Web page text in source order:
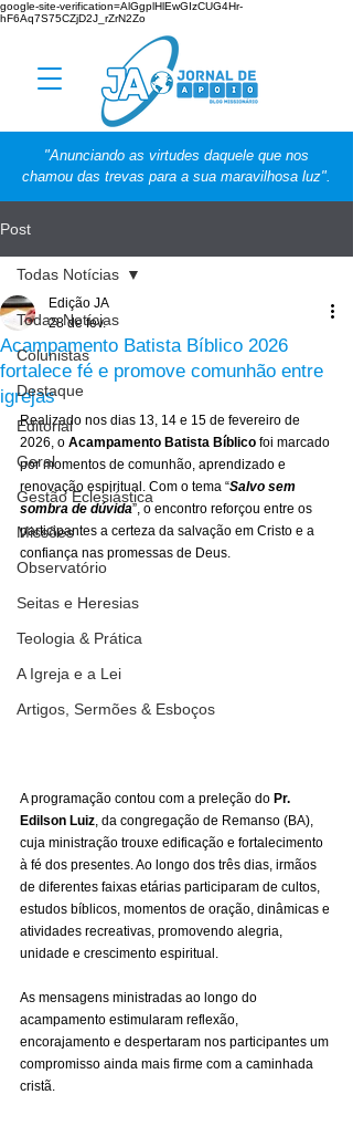
google-site-verification=AlGgplHlEwGIzCUG4Hr-
hF6Aq7S75CZjD2J_rZrN2Zo
"Anunciando as virtudes daquele que nos
chamou das trevas para a sua maravilhosa luz".
Post
Todas Notícias
Colunistas
Destaque
Editorial
Geral
Gestão Eclesiástica
Missões
Observatório
Seitas e Heresias
Teologia & Prática
A Igreja e a Lei
Artigos, Sermões & Esboços
Todas Notícias
Acampamento Batista Bíblico 2026
fortalece fé e promove comunhão entre
igrejas
Edição JA
28 de fev.
Realizado nos dias 13, 14 e 15 de fevereiro de
2026, o Acampamento Batista Bíblico foi marcado
por momentos de comunhão, aprendizado e
renovação espiritual. Com o tema “Salvo sem
sombra de dúvida”, o encontro reforçou entre os
participantes a certeza da salvação em Cristo e a
confiança nas promessas de Deus.
A programação contou com a preleção do Pr.
Edilson Luiz, da congregação de Remanso (BA),
cuja ministração trouxe edificação e fortalecimento
à fé dos presentes. Ao longo dos três dias, irmãos
de diferentes faixas etárias participaram de cultos,
estudos bíblicos, momentos de oração, dinâmicas e
atividades recreativas, promovendo alegria,
unidade e crescimento espiritual.
As mensagens ministradas ao longo do
acampamento estimularam reflexão,
encorajamento e despertaram nos participantes um
compromisso ainda mais firme com a caminhada
cristã.